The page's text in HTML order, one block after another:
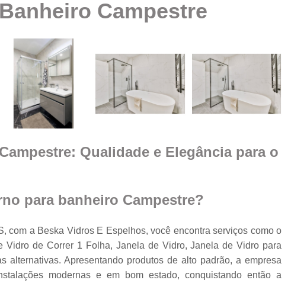
em
de
com
em
de
vidro
vidro
Box
Box
Box de Vidro
Box de Vidro
Box para
Cobertura de
Cobertura de Vidro
Cobertura
Divisória de
Campestre
Qualidade e Elegância para o
para banheiro Campestre?
com a Beska Vidros E Espelhos, você encontra serviços como o
Vidro de Correr 1 Folha, Janela de Vidro, Janela de Vidro para
alternativas. Apresentando produtos de alto padrão, a empresa
modernas e em bom estado, conquistando então a